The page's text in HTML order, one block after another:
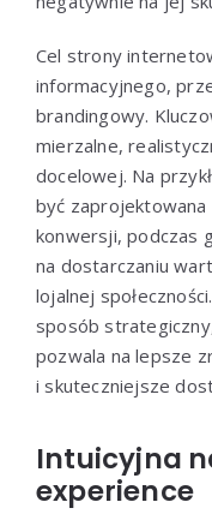
Cel strony
informacyjnego,
brandingowy.
mierzalne,
docelowej. Na
być zaprojektowana
konwersji, podczas
na dostarczaniu
lojalnej społeczności.
sposób
pozwala na lepsze
i skuteczniejsze
Intuicyjna
experience